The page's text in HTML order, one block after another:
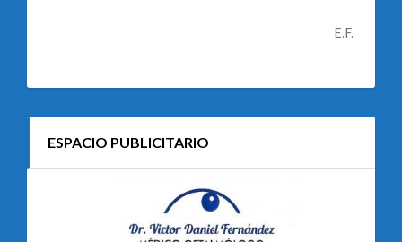
E.F.
ESPACIO PUBLICITARIO